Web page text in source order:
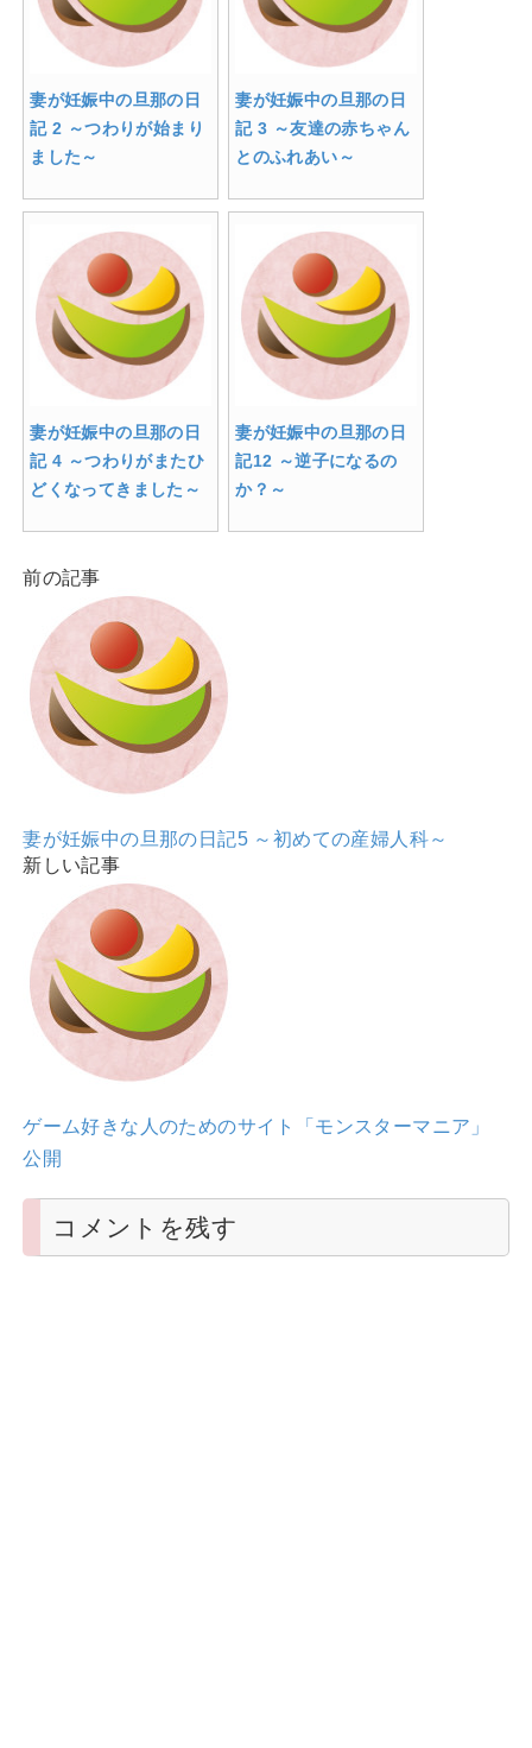
妻が妊娠中の旦那の日
記 2 ～つわりが始まり
ました～
妻が妊娠中の旦那の日
記 3 ～友達の赤ちゃん
とのふれあい～
妻が妊娠中の旦那の日
記 4 ～つわりがまたひ
どくなってきました～
妻が妊娠中の旦那の日
記12 ～逆子になるの
か？～
前の記事
妻が妊娠中の旦那の日記5 ～初めての産婦人科～
新しい記事
ゲーム好きな人のためのサイト「モンスターマニア」
公開
コメントを残す